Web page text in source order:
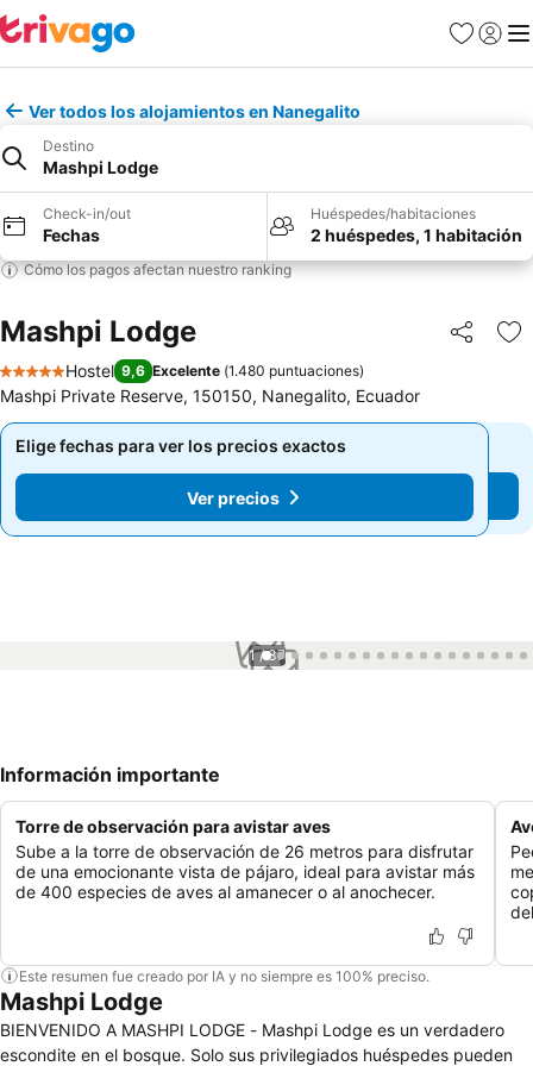
Favoritos
Iniciar
Ver todos los alojamientos en Nanegalito
Destino
Mashpi Lodge
Check-in/out
Fechas
Huéspedes/habitaciones
2 huéspedes, 1 habitación
Cómo los pagos afectan nuestro ranking
Mashpi Lodge Compartir
5 Estrellas
Hostel 9,6 Excelente (1.480 puntuaciones)
Mashpi Private Reserve, 150150, Nanegalito, Ecuador
Elige fechas para ver los precios exactos
Ver precios
Elige fechas para ver los precios exactos
Ver precios
1 / 37
Información importante
Torre de observación para avistar aves
Sube a la torre de observación de 26 metros para disfrutar
de una emocionante vista de pájaro, ideal para avistar más
de 400 especies de aves al amanecer o al anochecer.
Este resumen fue creado por IA y no siempre es 100% preciso.
Mashpi Lodge
BIENVENIDO A MASHPI LODGE - Mashpi Lodge es un verdadero
escondite en el bosque. Solo sus privilegiados huéspedes pueden